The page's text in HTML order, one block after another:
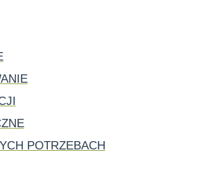
POTRZEBACH